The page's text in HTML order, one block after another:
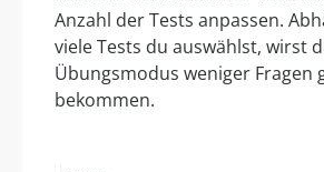
Anzahl der Tests anpassen.
viele Tests du auswählst, wirst
Übungsmodus weniger Fragen
bekommen.